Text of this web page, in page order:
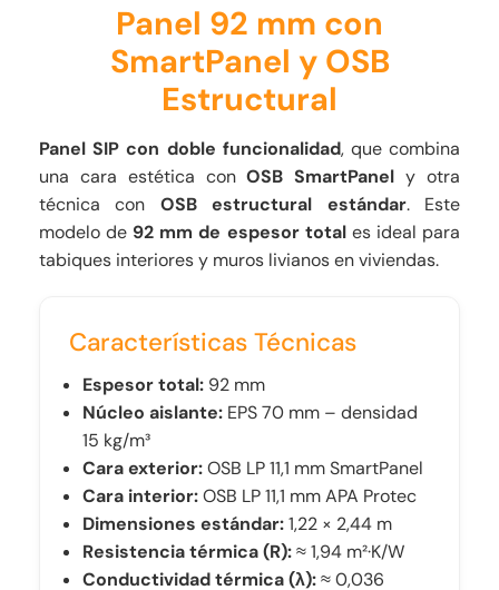
Panel 92 mm con
SmartPanel y OSB
Estructural
Panel SIP con doble funcionalidad, que combina
una cara estética conOSB SmartPanel y otra
técnica con OSB estructural estándar. Este
modelo de 92 mm de espesor totales ideal para
tabiques interiores y muros livianos en viviendas.
Características Técnicas
Espesor total: 92 mm
Núcleo aislante: EPS 70 mm – densidad
15 kg/m³
Cara exterior:OSB LP 11,1 mm SmartPanel
Cara interior:OSB LP 11,1 mm APA Protec
Dimensiones estándar:1,22 × 2,44 m
Resistencia térmica (R):≈ 1,94 m²·K/W
Conductividad térmica (λ):≈ 0,036